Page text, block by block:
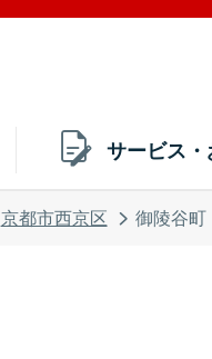
サービス・
京都市西京区 御陵谷町